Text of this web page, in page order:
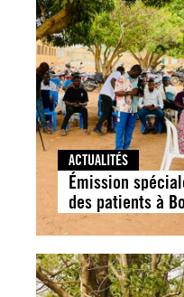
ACTUALITÉS
Émission
des patients à